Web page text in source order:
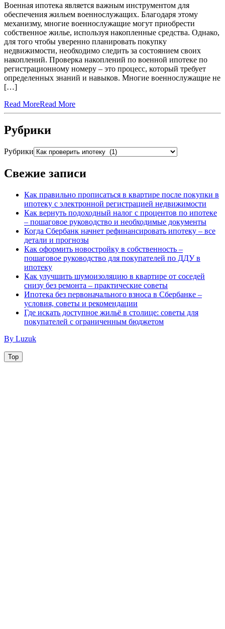
Военная ипотека является важным инструментом для
обеспечения жильем военнослужащих. Благодаря этому
механизму, многие военнослужащие могут приобрести
собственное жилье, используя накопленные средства. Однако,
для того чтобы уверенно планировать покупку
недвижимости, необходимо следить за состоянием своих
накоплений. Проверка накоплений по военной ипотеке по
регистрационному номеру – это процесс, который требует
определенных знаний и навыков. Многие военнослужащие не
[…]
Read MoreRead More
Рубрики
Рубрики
Свежие записи
Как правильно прописаться в квартире после покупки в
ипотеку с электронной регистрацией недвижимости
Как вернуть подоходный налог с процентов по ипотеке
– пошаговое руководство и необходимые документы
Когда Сбербанк начнет рефинансировать ипотеку – все
детали и прогнозы
Как оформить новостройку в собственность –
пошаговое руководство для покупателей по ДДУ в
ипотеку
Как улучшить шумоизоляцию в квартире от соседей
снизу без ремонта – практические советы
Ипотека без первоначального взноса в Сбербанке –
условия, советы и рекомендации
Где искать доступное жильё в столице: советы для
покупателей с ограниченным бюджетом
By Luzuk
Top